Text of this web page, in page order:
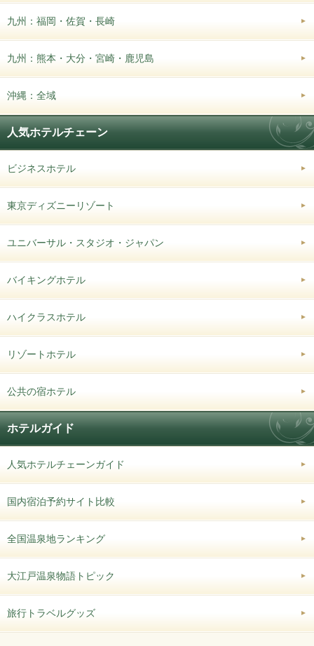
九州：福岡・佐賀・長崎
九州：熊本・大分・宮崎・鹿児島
沖縄：全域
人気ホテルチェーン
ビジネスホテル
東京ディズニーリゾート
ユニバーサル・スタジオ・ジャパン
バイキングホテル
ハイクラスホテル
リゾートホテル
公共の宿ホテル
ホテルガイド
人気ホテルチェーンガイド
国内宿泊予約サイト比較
全国温泉地ランキング
大江戸温泉物語トピック
旅行トラベルグッズ